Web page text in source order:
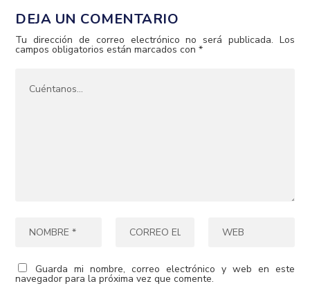
DEJA UN COMENTARIO
Tu dirección de correo electrónico no será publicada. Los
campos obligatorios están marcados con*
Guarda mi nombre, correo electrónico y web en este
navegador para la próxima vez que comente.